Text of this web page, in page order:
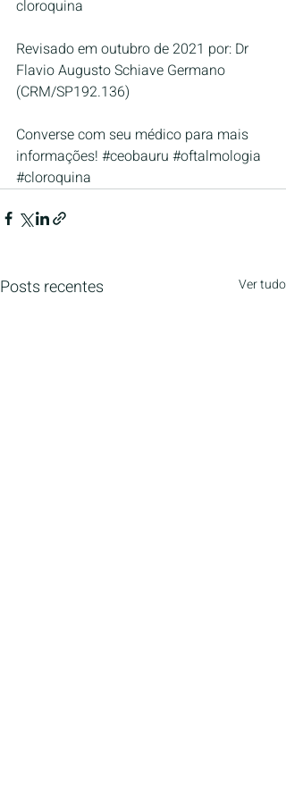
cloroquina
Revisado em outubro de 2021 por: Dr
Flavio Augusto Schiave Germano
(CRM/SP192.136)
Converse com seu médico para mais
informações! #ceobauru #oftalmologia
#cloroquina
Posts recentes Ver tudo